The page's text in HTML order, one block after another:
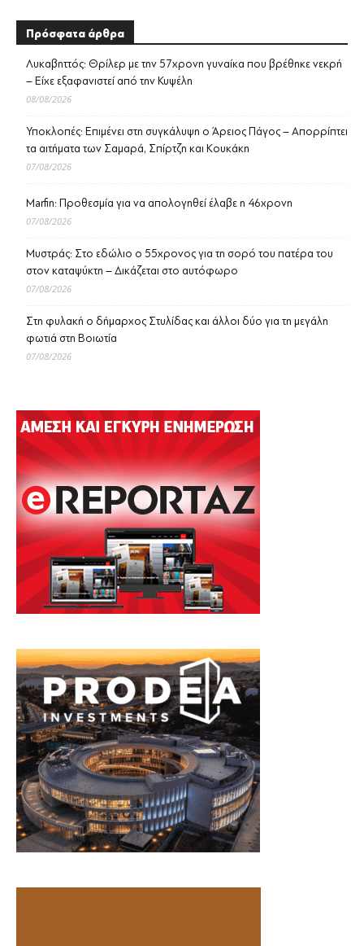
Πρόσφατα άρθρα
Λυκαβηττός: Θρίλερ με την 57χρονη γυναίκα που βρέθηκε νεκρή
– Είχε εξαφανιστεί από την Κυψέλη
08/08/2026
Υποκλοπές: Επιμένει στη συγκάλυψη ο Άρειος Πάγος – Απορρίπτει
τα αιτήματα των Σαμαρά, Σπίρτζη και Κουκάκη
07/08/2026
Marfin: Προθεσμία για να απολογηθεί έλαβε η 46χρονη
07/08/2026
Μυστράς: Στο εδώλιο ο 55χρονος για τη σορό του πατέρα του
στον καταψύκτη – Δικάζεται στο αυτόφωρο
07/08/2026
Στη φυλακή ο δήμαρχος Στυλίδας και άλλοι δύο για τη μεγάλη
φωτιά στη Βοιωτία
07/08/2026